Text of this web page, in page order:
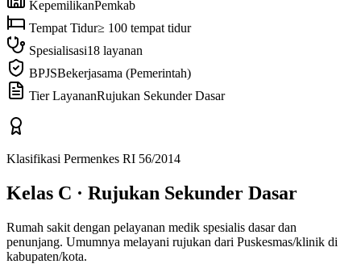
KepemilikanPemkab
Tempat Tidur≥ 100 tempat tidur
Spesialisasi18 layanan
BPJSBekerjasama (Pemerintah)
Tier LayananRujukan Sekunder Dasar
Klasifikasi Permenkes RI 56/2014
Kelas C · Rujukan Sekunder Dasar
Rumah sakit dengan pelayanan medik spesialis dasar dan
penunjang. Umumnya melayani rujukan dari Puskesmas/klinik di
kabupaten/kota.